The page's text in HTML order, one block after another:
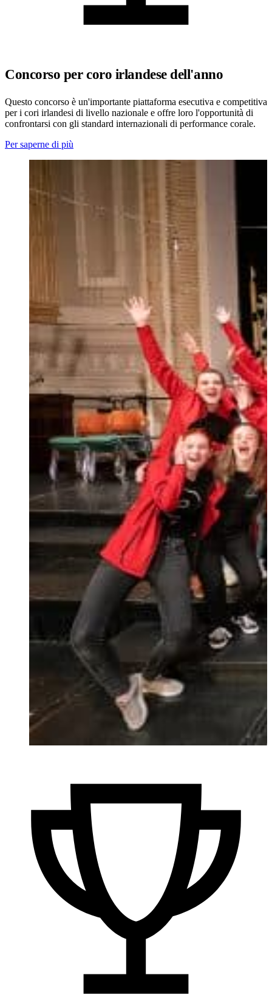
Concorso per coro irlandese dell'anno
Questo concorso è un'importante piattaforma esecutiva e competitiva
per i cori irlandesi di livello nazionale e offre loro l'opportunità di
confrontarsi con gli standard internazionali di performance corale.
Per saperne di più